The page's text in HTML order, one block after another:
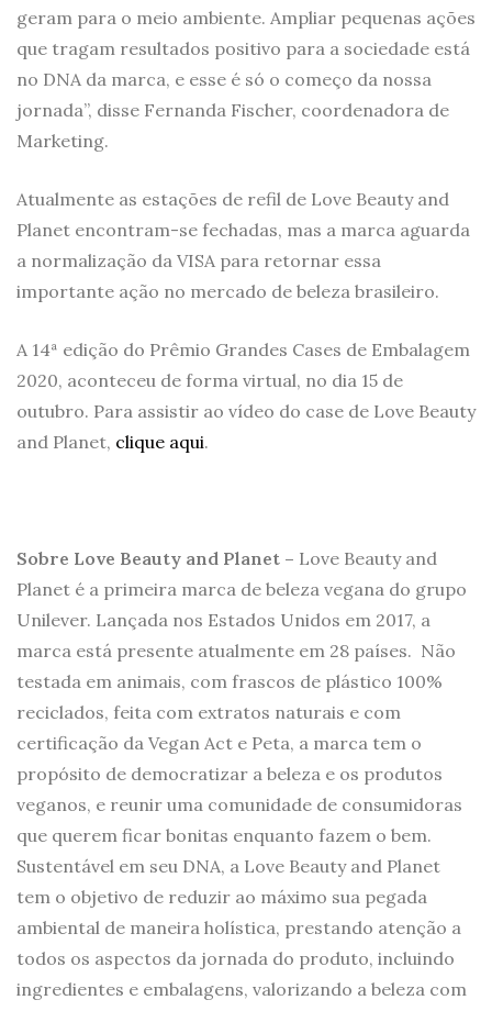
geram para o meio ambiente. Ampliar pequenas ações
que tragam resultados positivo para a sociedade está
no DNA da marca, e esse é só o começo da nossa
jornada”, disse Fernanda Fischer, coordenadora de
Marketing.
Atualmente as estações de refil de Love Beauty and
Planet encontram-se fechadas, mas a marca aguarda
a normalização da VISA para retornar essa
importante ação no mercado de beleza brasileiro.
A 14ª edição do Prêmio Grandes Cases de Embalagem
2020, aconteceu de forma virtual, no dia 15 de
outubro. Para assistir ao vídeo do case de Love Beauty
and Planet, clique aqui.
Sobre Love Beauty and Planet – Love Beauty and
Planet é a primeira marca de beleza vegana do grupo
Unilever. Lançada nos Estados Unidos em 2017, a
marca está presente atualmente em 28 países. Não
testada em animais, com frascos de plástico 100%
reciclados, feita com extratos naturais e com
certificação da Vegan Act e Peta, a marca tem o
propósito de democratizar a beleza e os produtos
veganos, e reunir uma comunidade de consumidoras
que querem ficar bonitas enquanto fazem o bem.
Sustentável em seu DNA, a Love Beauty and Planet
tem o objetivo de reduzir ao máximo sua pegada
ambiental de maneira holística, prestando atenção a
todos os aspectos da jornada do produto, incluindo
ingredientes e embalagens, valorizando a beleza com